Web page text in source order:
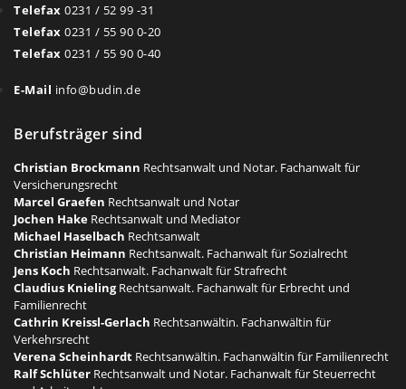
Telefax 0231 / 52 99 -31
Telefax 0231 / 55 90 0-20
Telefax 0231 / 55 90 0-40
E-Mail info@budin.de
Berufsträger sind
Christian Brockmann Rechtsanwalt und Notar. Fachanwalt für
Versicherungsrecht
Marcel Graefen Rechtsanwalt und Notar
Jochen Hake Rechtsanwalt und Mediator
Michael Haselbach Rechtsanwalt
Christian Heimann Rechtsanwalt. Fachanwalt für Sozialrecht
Jens Koch Rechtsanwalt. Fachanwalt für Strafrecht
Claudius KnielingRechtsanwalt. Fachanwalt für Erbrecht und
Familienrecht
Cathrin Kreissl-Gerlach Rechtsanwältin. Fachanwältin für
Verkehrsrecht
Verena Scheinhardt Rechtsanwältin. Fachanwältin für Familienrecht
Ralf Schlüter Rechtsanwalt und Notar. Fachanwalt für Steuerrecht